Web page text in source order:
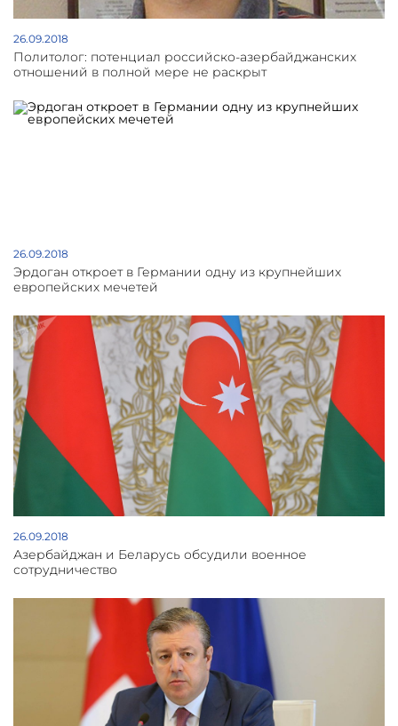
26.09.2018
Политолог: потенциал российско-азербайджанских
отношений в полной мере не раскрыт
26.09.2018
Эрдоган откроет в Германии одну из крупнейших
европейских мечетей
26.09.2018
Азербайджан и Беларусь обсудили военное
сотрудничество